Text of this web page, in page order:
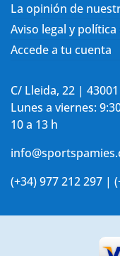
La opinión de
Aviso legal y
Accede a tu cuenta
C/ Lleida, 22 |
Lunes a viernes:
10 a 13 h
(+34) 977 212 297 |